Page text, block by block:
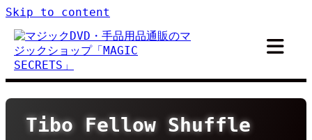
Skip to content
Tibo Fellow Shuffle